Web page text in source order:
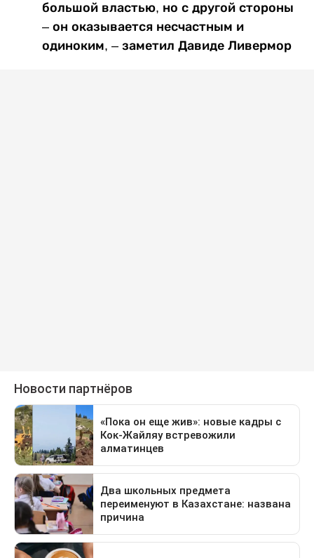
большой властью, но с другой стороны
– он оказывается несчастным и
одиноким, – заметил Давиде Ливермор